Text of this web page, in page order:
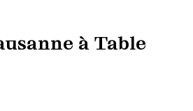
à Table